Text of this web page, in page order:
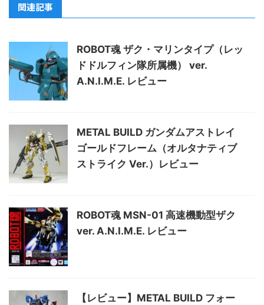
関連記事
ROBOT魂 ザク・マリンタイプ（レッ
ドドルフィン隊所属機） ver.
A.N.I.M.E. レビュー
METAL BUILD ガンダムアストレイ
ゴールドフレーム（オルタナティブ
ストライク Ver.）レビュー
ROBOT魂 MSN-01 高速機動型ザク
ver. A.N.I.M.E. レビュー
【レビュー】METAL BUILD フォー